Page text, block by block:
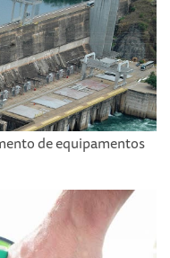
de equipamentos